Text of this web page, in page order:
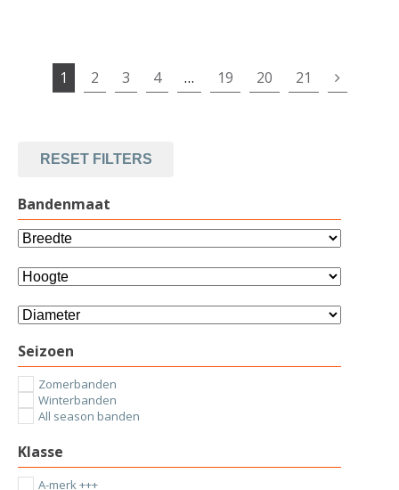
1 2 3 4 … 19 20 21
RESET FILTERS
Bandenmaat
Seizoen
Zomerbanden
Winterbanden
All season banden
Klasse
A-merk +++